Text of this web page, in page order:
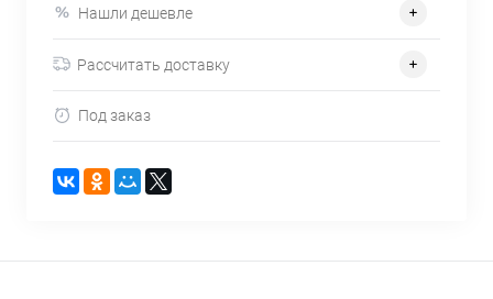
Нашли дешевле
Рассчитать доставку
Под заказ